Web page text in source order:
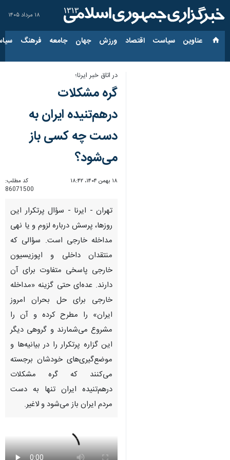
۱۸ مرداد ۱۴۰۵
عناوین‌ سیاست اقتصاد ورزش جهان جامعه فرهنگ
در اتاق خبر ایرنا؛
گره مشکلات
درهم‌تنیده ایران به
دست چه کسی باز
می‌شود؟
۱۸ بهمن ۱۴۰۴، ۱۸:۴۲
کد مطلب:
86071500
PausePlay
00:00